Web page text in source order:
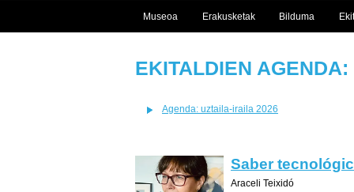
EKITALDIEN AGENDA:
Agenda: uztaila-iraila 2026
Saber
Araceli Teixidó
Museoa Erakusketak Bilduma